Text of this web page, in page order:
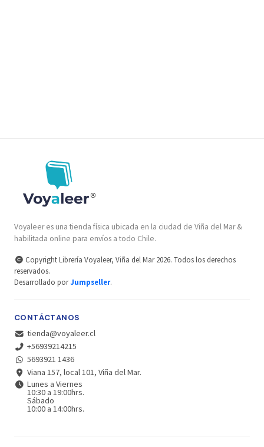
Voyaleer es una tienda física ubicada en la ciudad de Viña del Mar &
habilitada online para envíos a todo Chile.
Copyright Librería Voyaleer, Viña del Mar 2026. Todos los derechos
reservados.
Desarrollado porJumpseller.
CONTÁCTANOS
tienda@voyaleer.cl
+56939214215
5693921 1436
Viana 157, local 101, Viña del Mar.
Lunes a Viernes
10:30 a 19:00hrs.
Sábado
10:00 a 14:00hrs.